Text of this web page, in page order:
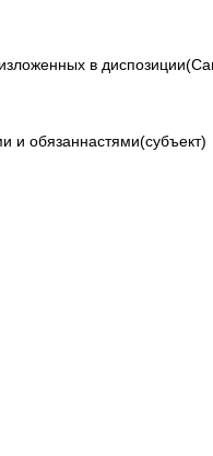
в
и обязаннастями(субъект)